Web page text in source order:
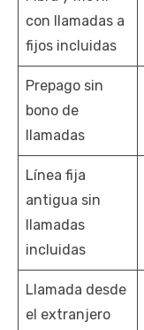
con llamadas a
fijos incluidas
Prepago sin
bono de
llamadas
Línea fija
antigua sin
llamadas
incluidas
Llamada desde
el extranjero